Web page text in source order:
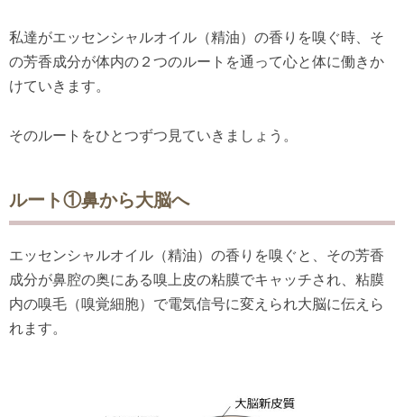
私達がエッセンシャルオイル（精油）の香りを嗅ぐ時、そ
の芳香成分が体内の２つのルートを通って心と体に働きか
けていきます。
そのルートをひとつずつ見ていきましょう。
ルート①鼻から大脳へ
エッセンシャルオイル（精油）の香りを嗅ぐと、その芳香
成分が鼻腔の奥にある嗅上皮の粘膜でキャッチされ、粘膜
内の嗅毛（嗅覚細胞）で電気信号に変えられ大脳に伝えら
れます。